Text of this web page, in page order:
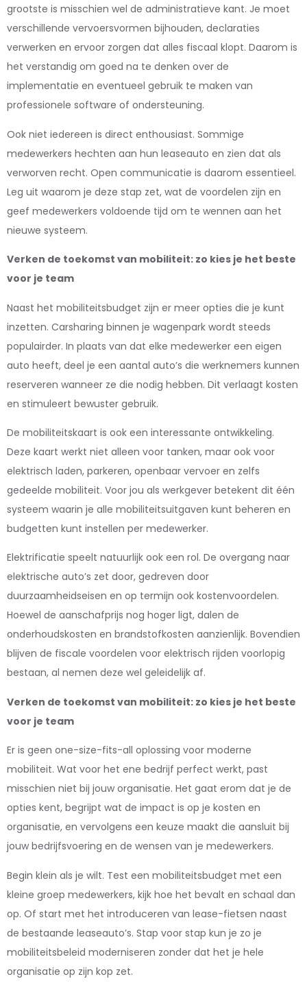
grootste is misschien wel de administratieve kant. Je moet
verschillende vervoersvormen bijhouden, declaraties
verwerken en ervoor zorgen dat alles fiscaal klopt. Daarom is
het verstandig om goed na te denken over de
implementatie en eventueel gebruik te maken van
professionele software of ondersteuning.
Ook niet iedereen is direct enthousiast. Sommige
medewerkers hechten aan hun leaseauto en zien dat als
verworven recht. Open communicatie is daarom essentieel.
Leg uit waarom je deze stap zet, wat de voordelen zijn en
geef medewerkers voldoende tijd om te wennen aan het
nieuwe systeem.
Verken de toekomst van mobiliteit: zo kies je het beste
voor je team
Naast het mobiliteitsbudget zijn er meer opties die je kunt
inzetten. Carsharing binnen je wagenpark wordt steeds
populairder. In plaats van dat elke medewerker een eigen
auto heeft, deel je een aantal auto’s die werknemers kunnen
reserveren wanneer ze die nodig hebben. Dit verlaagt kosten
en stimuleert bewuster gebruik.
De mobiliteitskaart is ook een interessante ontwikkeling.
Deze kaart werkt niet alleen voor tanken, maar ook voor
elektrisch laden, parkeren, openbaar vervoer en zelfs
gedeelde mobiliteit. Voor jou als werkgever betekent dit één
systeem waarin je alle mobiliteitsuitgaven kunt beheren en
budgetten kunt instellen per medewerker.
Elektrificatie speelt natuurlijk ook een rol. De overgang naar
elektrische auto’s zet door, gedreven door
duurzaamheidseisen en op termijn ook kostenvoordelen.
Hoewel de aanschafprijs nog hoger ligt, dalen de
onderhoudskosten en brandstofkosten aanzienlijk. Bovendien
blijven de fiscale voordelen voor elektrisch rijden voorlopig
bestaan, al nemen deze wel geleidelijk af.
Verken de toekomst van mobiliteit: zo kies je het beste
voor je team
Er is geen one-size-fits-all oplossing voor moderne
mobiliteit. Wat voor het ene bedrijf perfect werkt, past
misschien niet bij jouw organisatie. Het gaat erom dat je de
opties kent, begrijpt wat de impact is op je kosten en
organisatie, en vervolgens een keuze maakt die aansluit bij
jouw bedrijfsvoering en de wensen van je medewerkers.
Begin klein als je wilt. Test een mobiliteitsbudget met een
kleine groep medewerkers, kijk hoe het bevalt en schaal dan
op. Of start met het introduceren van lease-fietsen naast
de bestaande leaseauto’s. Stap voor stap kun je zo je
mobiliteitsbeleid moderniseren zonder dat het je hele
organisatie op zijn kop zet.